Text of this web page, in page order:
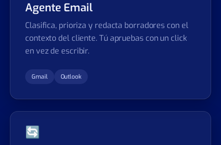
Agente Email
Clasifica, prioriza y redacta borradores con el
contexto del cliente. Tú apruebas con un click
en vez de escribir.
Gmail Outlook
🔄